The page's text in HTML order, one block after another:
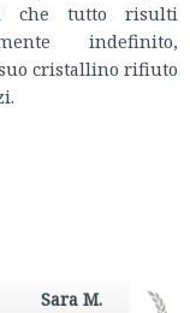
che tutto risulti
indefinito,
cristallino rifiuto
Sara M.